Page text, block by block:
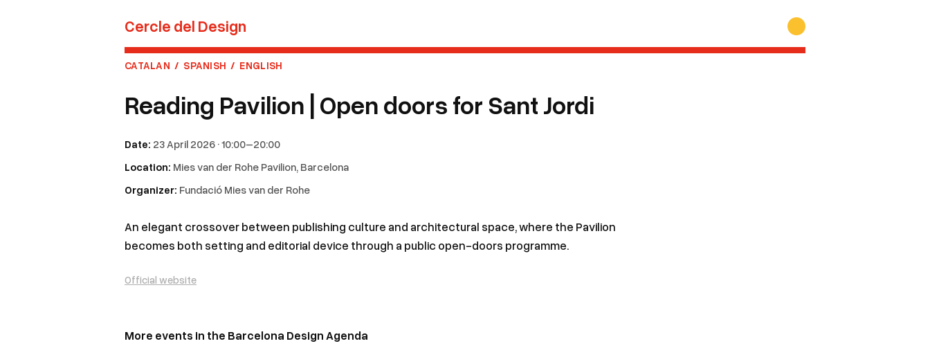
Cercle del Design
CATALAN / SPANISH / ENGLISH
Reading Pavilion | Open doors for Sant Jordi
Date: 23 April 2026 · 10:00–20:00
Location: Mies van der Rohe Pavilion, Barcelona
Organizer: Fundació Mies van der Rohe
An elegant crossover between publishing culture and architectural space, where the Pavilion
becomes both setting and editorial device through a public open-doors programme.
Official website
More events in the Barcelona Design Agenda